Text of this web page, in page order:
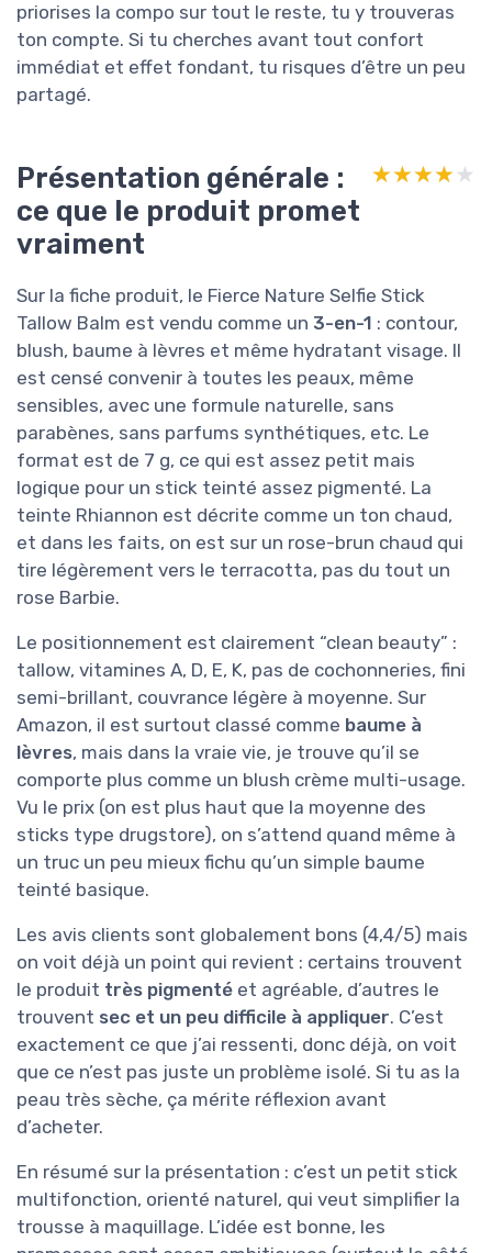
priorises la compo sur tout le reste, tu y trouveras
ton compte. Si tu cherches avant tout confort
immédiat et effet fondant, tu risques d’être un peu
partagé.
Présentation générale :
ce que le produit promet
vraiment
★★★★★
★★★★★
Sur la fiche produit, le Fierce Nature Selfie Stick
Tallow Balm est vendu comme un 3-en-1 : contour,
blush, baume à lèvres et même hydratant visage. Il
est censé convenir à toutes les peaux, même
sensibles, avec une formule naturelle, sans
parabènes, sans parfums synthétiques, etc. Le
format est de 7 g, ce qui est assez petit mais
logique pour un stick teinté assez pigmenté. La
teinte Rhiannon est décrite comme un ton chaud,
et dans les faits, on est sur un rose-brun chaud qui
tire légèrement vers le terracotta, pas du tout un
rose Barbie.
Le positionnement est clairement “clean beauty” :
tallow, vitamines A, D, E, K, pas de cochonneries, fini
semi-brillant, couvrance légère à moyenne. Sur
Amazon, il est surtout classé comme baume à
lèvres, mais dans la vraie vie, je trouve qu’il se
comporte plus comme un blush crème multi-usage.
Vu le prix (on est plus haut que la moyenne des
sticks type drugstore), on s’attend quand même à
un truc un peu mieux fichu qu’un simple baume
teinté basique.
Les avis clients sont globalement bons (4,4/5) mais
on voit déjà un point qui revient : certains trouvent
le produit très pigmenté et agréable, d’autres le
trouvent sec et un peu difficile à appliquer. C’est
exactement ce que j’ai ressenti, donc déjà, on voit
que ce n’est pas juste un problème isolé. Si tu as la
peau très sèche, ça mérite réflexion avant
d’acheter.
En résumé sur la présentation : c’est un petit stick
multifonction, orienté naturel, qui veut simplifier la
trousse à maquillage. L’idée est bonne, les